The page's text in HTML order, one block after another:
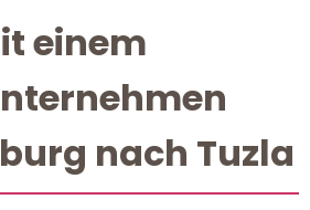
einem
nach Tuzla